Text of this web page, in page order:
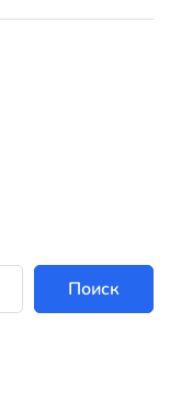
Поиск